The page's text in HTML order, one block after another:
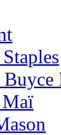
Maï